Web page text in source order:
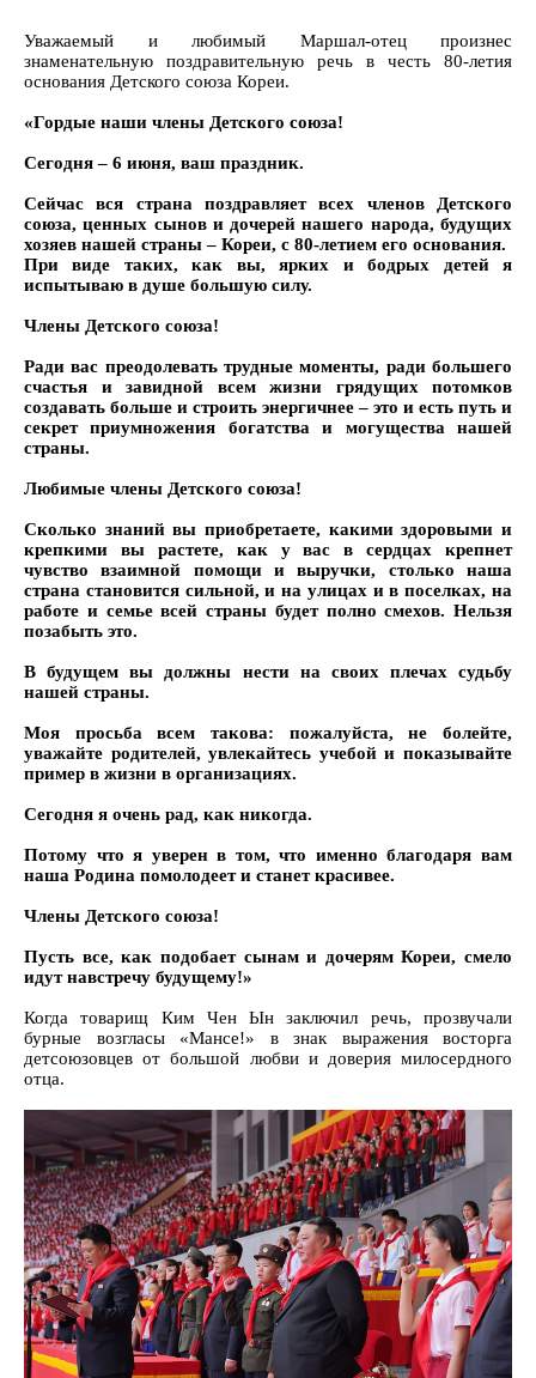
Уважаемый и любимый Маршал-отец произнес
знаменательную поздравительную речь в честь 80-летия
основания Детского союза Кореи.
«Гордые наши члены Детского союза!
Сегодня – 6 июня, ваш праздник.
Сейчас вся страна поздравляет всех членов Детского
союза, ценных сынов и дочерей нашего народа, будущих
хозяев нашей страны – Кореи, с 80-летием его основания.
При виде таких, как вы, ярких и бодрых детей я
испытываю в душе большую силу.
Члены Детского союза!
Ради вас преодолевать трудные моменты, ради большего
счастья и завидной всем жизни грядущих потомков
создавать больше и строить энергичнее – это и есть путь и
секрет приумножения богатства и могущества нашей
страны.
Любимые члены Детского союза!
Сколько знаний вы приобретаете, какими здоровыми и
крепкими вы растете, как у вас в сердцах крепнет
чувство взаимной помощи и выручки, столько наша
страна становится сильной, и на улицах и в поселках, на
работе и семье всей страны будет полно смехов. Нельзя
позабыть это.
В будущем вы должны нести на своих плечах судьбу
нашей страны.
Моя просьба всем такова: пожалуйста, не болейте,
уважайте родителей, увлекайтесь учебой и показывайте
пример в жизни в организациях.
Сегодня я очень рад, как никогда.
Потому что я уверен в том, что именно благодаря вам
наша Родина помолодеет и станет красивее.
Члены Детского союза!
Пусть все, как подобает сынам и дочерям Кореи, смело
идут навстречу будущему!»
Когда товарищ Ким Чен Ын заключил речь, прозвучали
бурные возгласы «Мансе!» в знак выражения восторга
детсоюзовцев от большой любви и доверия милосердного
отца.